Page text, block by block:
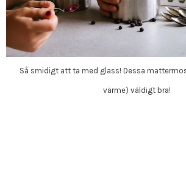
Så smidigt att ta med glass! Dessa
värme) väldigt bra!